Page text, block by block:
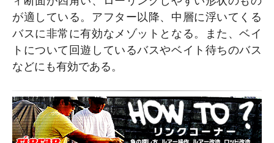
が適している。アフター以降、中層に浮いてくる
バスに非常に有効なメゾットとなる。また、ベイ
トについて回遊しているバスやベイト待ちのバス
などにも有効である。